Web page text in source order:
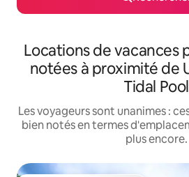
Locations de vacances
notées à proximité de
Tidal Pool
Les voyageurs sont unanimes :
bien notés en termes
plus encore.